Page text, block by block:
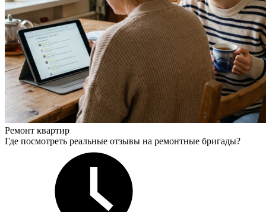
Ремонт квартир
Где посмотреть реальные отзывы на ремонтные бригады?